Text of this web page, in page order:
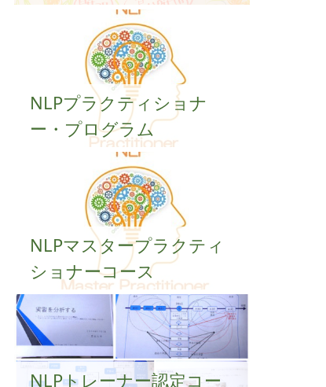
NLPプラクティショナ
ー・プログラム
NLPマスタープラクティ
ショナーコース
NLPトレーナー認定コー